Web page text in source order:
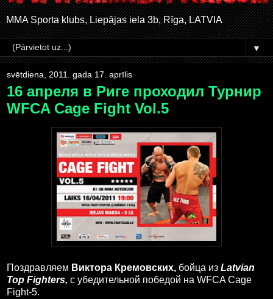
MMA Sporta klubs, Liepājas iela 3b, Rīga, LATVIA
▼
svētdiena, 2011. gada 17. aprīlis
16 апреля в Риге проходил Турнир
WFCA Cage Fight Vol.5
Поздравляем Виктора Кремовских, бойца из Latvian
Top Fighters, с убедительной победой на WFCA Cage
Fight-5.